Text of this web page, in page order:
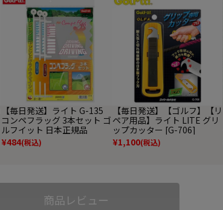
【毎日発送】ライト G-135
コンペフラッグ 3本セット ゴ
ルフイット 日本正規品
¥484(税込)
【毎日発送】【ゴルフ】【リ
ペア用品】ライト LITE グリ
ップカッター [G-706]
¥1,100(税込)
商品レビュー